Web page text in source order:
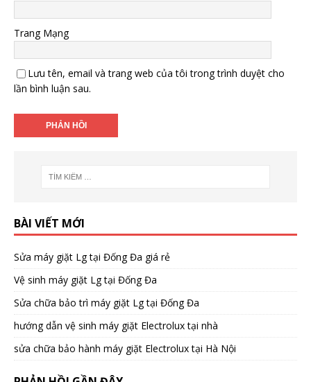
Trang Mạng
Lưu tên, email và trang web của tôi trong trình duyệt cho
lần bình luận sau.
BÀI VIẾT MỚI
Sửa máy giặt Lg tại Đống Đa giá rẻ
Vệ sinh máy giặt Lg tại Đống Đa
Sửa chữa bảo trì máy giặt Lg tại Đống Đa
hướng dẫn vệ sinh máy giặt Electrolux tại nhà
sửa chữa bảo hành máy giặt Electrolux tại Hà Nội